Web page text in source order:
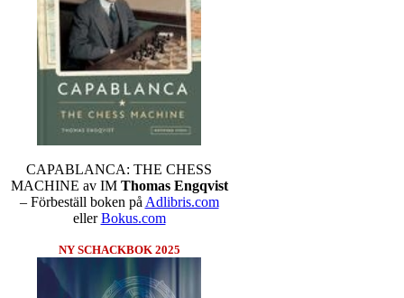
CAPABLANCA: THE CHESS
MACHINE av IM Thomas Engqvist
– Förbeställ boken på Adlibris.com
ellerBokus.com
NY SCHACKBOK 2025